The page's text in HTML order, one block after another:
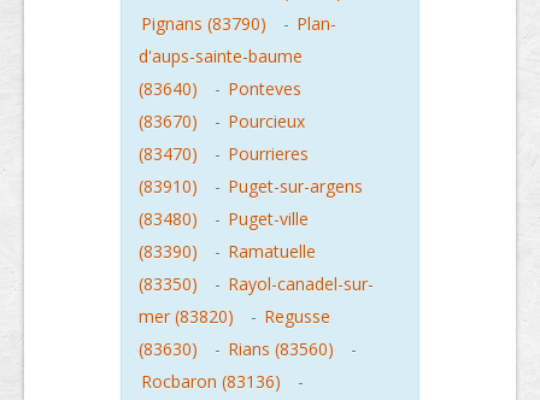
Pignans (83790)
- Plan-
d'aups-sainte-baume
(83640)
- Ponteves
(83670)
- Pourcieux
(83470)
- Pourrieres
(83910)
- Puget-sur-argens
(83480)
- Puget-ville
(83390)
- Ramatuelle
(83350)
- Rayol-canadel-sur-
mer (83820)
- Regusse
(83630)
- Rians (83560)
-
Rocbaron (83136)
-